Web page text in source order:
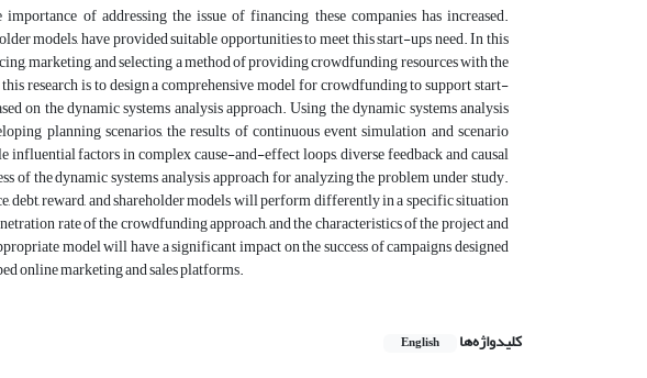
of addressing the issue of financing these companies has increased.
models, have provided suitable opportunities to meet this start-ups need. In this
marketing, and selecting a method of providing crowdfunding resources with the
research is to design a comprehensive model for crowdfunding to support start-
on the dynamic systems analysis approach. Using the dynamic systems analysis
planning scenarios, the results of continuous event simulation and scenario
factors in complex cause-and-effect loops, diverse feedback and causal
of the dynamic systems analysis approach for analyzing the problem under study.
debt, reward, and shareholder models will perform differently in a specific situation
rate of the crowdfunding approach, and the characteristics of the project and
model will have a significant impact on the success of campaigns designed
online marketing and sales platforms.
کلیدواژه‌ها English